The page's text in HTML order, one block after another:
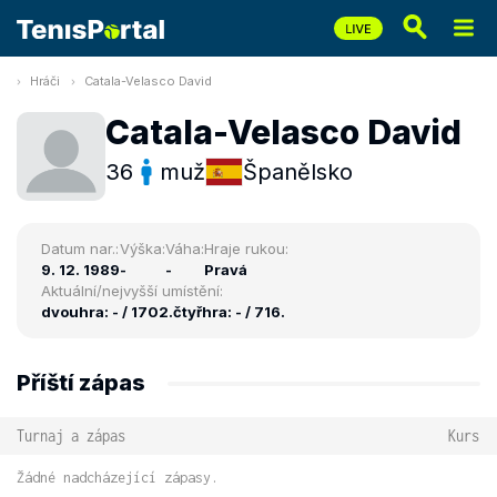
Hráči Catala-Velasco David
Catala-Velasco David
36 muž Španělsko
Datum nar.:
9. 12. 1989
Výška:
-
Váha:
-
Hraje rukou:
Pravá
Aktuální/nejvyšší umístění:
dvouhra: - / 1702.čtyřhra: - / 716.
Příští zápas
Turnaj a zápas Kurs
Žádné nadcházející zápasy.